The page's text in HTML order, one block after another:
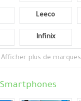
Leeco
Infinix
Afficher plus de marques